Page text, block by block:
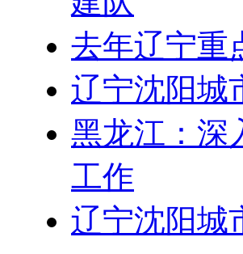
去年辽宁重
辽宁沈阳城
黑龙江：深
工作
辽宁沈阳城